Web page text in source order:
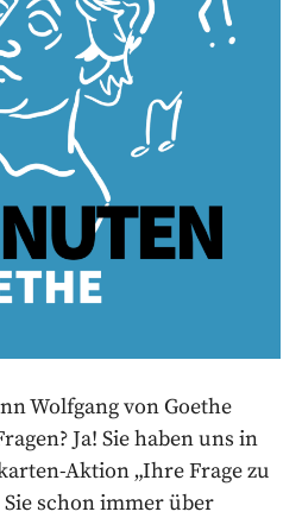
Wolfgang von Goethe
Ja! Sie haben uns in
Aktion „Ihre Frage zu
Sie schon immer über